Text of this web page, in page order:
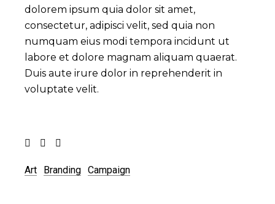
dolorem ipsum quia dolor sit amet,
consectetur, adipisci velit, sed quia non
numquam eius modi tempora incidunt ut
labore et dolore magnam aliquam quaerat.
Duis aute irure dolor in reprehenderit in
voluptate velit.
Art Branding Campaign